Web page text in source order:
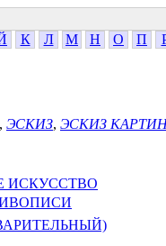
К Л М Н О П
, ЭСКИЗ, ЭСКИЗ
ИСКУССТВО